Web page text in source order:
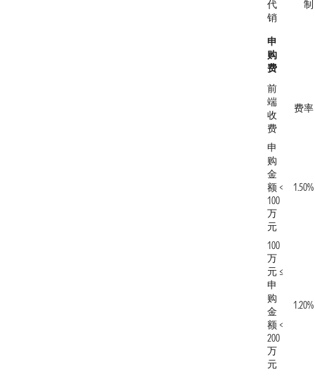
代
销
制
申
购
费
前
端
收
费
费率
申
购
金
额 <
100
万
元
1.50%
100
万
元 ≤
申
购
金
额 <
200
万
元
1.20%